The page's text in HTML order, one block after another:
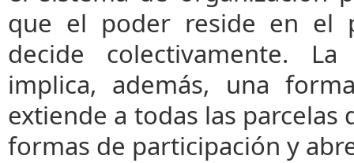
que el poder reside en el
decide colectivamente. La
implica, además, una
extiende a todas las parcelas
formas de participación y